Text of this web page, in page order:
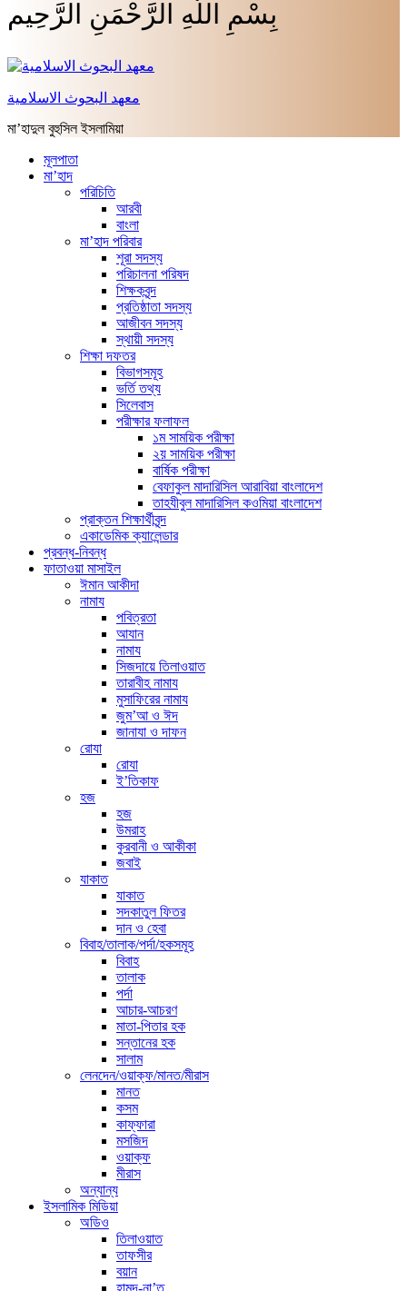
بِسْمِ اللَّهِ الرَّحْمَنِ الرَّحِيم
معهد البحوث الاسلامية
মা’হাদুল বুহুসিল ইসলামিয়া
মূলপাতা
মা’হাদ
পরিচিতি
আরবী
বাংলা
মা’হাদ পরিবার
শূরা সদস্য
পরিচালনা পরিষদ
শিক্ষকবৃন্দ
প্রতিষ্ঠাতা সদস্য
আজীবন সদস্য
স্থায়ী সদস্য
শিক্ষা দফতর
বিভাগসমূহ
ভর্তি তথ্য
সিলেবাস
পরীক্ষার ফলাফল
১ম সাময়িক পরীক্ষা
২য় সাময়িক পরীক্ষা
বার্ষিক পরীক্ষা
বেফাকুল মাদারিসিল আরাবিয়া বাংলাদেশ
তাহযীবুল মাদারিসিল কওমিয়া বাংলাদেশ
প্রাক্তন শিক্ষার্থীবৃন্দ
একাডেমিক ক্যালেন্ডার
প্রবন্ধ-নিবন্ধ
ফাতাওয়া মাসাইল
ঈমান আকীদা
নামায
পবিত্রতা
আযান
নামায
সিজদায়ে তিলাওয়াত
তারাবীহ নামায
মুসাফিরের নামায
জুম’আ ও ঈদ
জানাযা ও দাফন
রোযা
রোযা
ই’তিকাফ
হজ
হজ
উমরাহ
কুরবানী ও আকীকা
জবাই
যাকাত
যাকাত
সদকাতুল ফিতর
দান ও হেবা
বিবাহ/তালাক/পর্দা/হকসমূহ
বিবাহ
তালাক
পর্দা
আচার-আচরণ
মাতা-পিতার হক
সন্তানের হক
সালাম
লেনদেন/ওয়াক্ফ/মানত/মীরাস
মানত
কসম
কাফ্ফারা
মসজিদ
ওয়াক্ফ
মীরাস
অন্যান্য
ইসলামিক মিডিয়া
অডিও
তিলাওয়াত
তাফসীর
বয়ান
হামদ-না’ত